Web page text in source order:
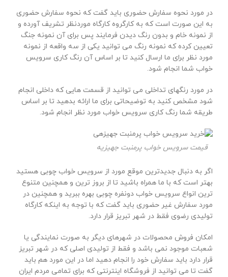
در مورد نحوه سفارش حضوری باید گفت که نحوه سفارش حضوری
به این صورت است که به کارگروه کارگاه موردنظر تشریف آورده و
از نمونه خام و بدون رنگ دیدن فرمایند پس برای آن نمونه جنگ
تعیین کرده که نمونه رنگ می توانید یکی از سه واقعه از نمونه
مورد نظر برای ما ارسال کنید تا بر اساس آن رنگ کاری سرویس
خواب شما انجام شود.
در مورد رنگهای تداخلی می توانید از قسمت هایی که داخلی انجام
شود مشخص کنید به توضیحاتی برای ما ارائه بدهید تا بر اساس
طریقه شما رنگ کاری سرویس خواب مورد نظر انجام شود.
قیمت سرویس خواب پرمنبت جهیزیه
اگر به دنبال جدیدترین موقع مورد از سرویس خواب چوبی هستید
بهتر است که با ما همراه باشید تا از بروز ترین و همچنین متنوع
ترین انواع سرویس خواب دونفره چوبی بهره ببرید و همچنین در
مورد سفارش غیر حضوری باید گفت که با توجه به اینکه کارگاه
تولیدی رضوی فقط در شهر تبریز قرار دارد.
امکان فروش محصولات در شهرهای دیگر به صورت نمایندگی یا
شعبات موجود نمی باشد و فقط از تولیدی اصلی که در شهر تبریز
قرار دارد باید سفارش خود را انجام دهید اما در این مورد هم باید
گفت تا می توانید از فروشگاه اینترنتی که برای تمامی مردم ایران